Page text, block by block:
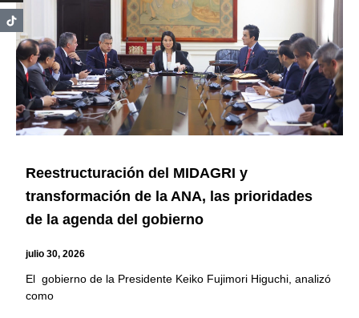
Reestructuración del MIDAGRI y
transformación de la ANA, las prioridades
de la agenda del gobierno
julio 30, 2026
El gobierno de la Presidente Keiko Fujimori Higuchi, analizó
como